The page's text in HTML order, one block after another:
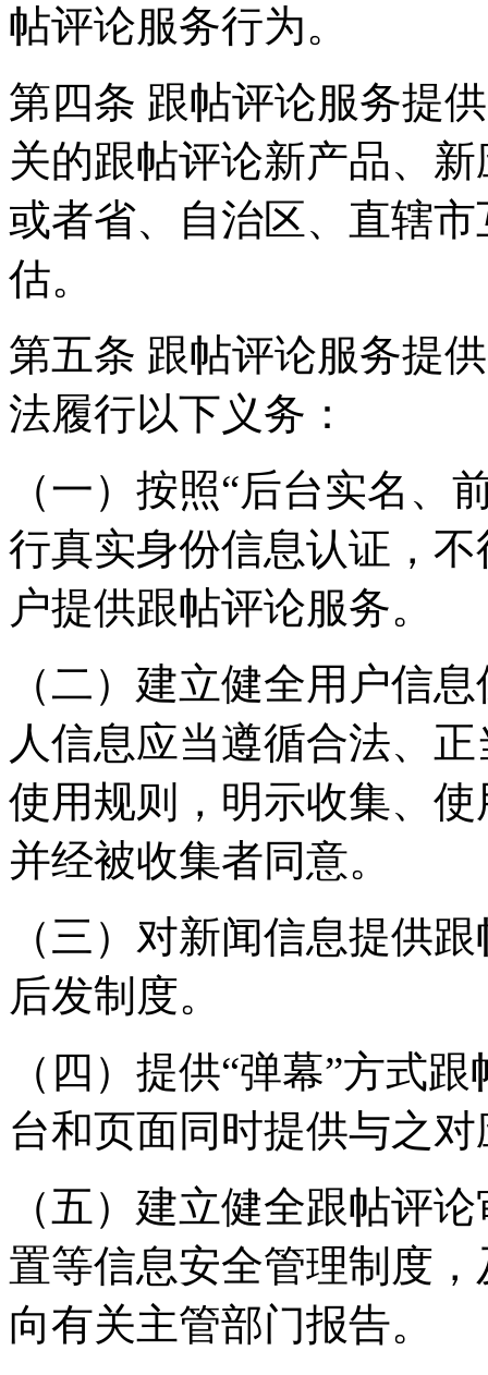
帖评论服务行为。
第四条 跟帖评论服务提
关的跟帖评论新产品、
或者省、自治区、直辖
估。
第五条 跟帖评论服务提
法履行以下义务：
（一）按照“后台实名、
行真实身份信息认证，
户提供跟帖评论服务。
（二）建立健全用户信
人信息应当遵循合法、
使用规则，明示收集、
并经被收集者同意。
（三）对新闻信息提供
后发制度。
（四）提供“弹幕”方式
台和页面同时提供与之
（五）建立健全跟帖评
置等信息安全管理制度
向有关主管部门报告。